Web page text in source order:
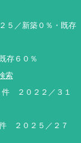
新築０％・既存
存６０％
索
２０２２／３１
０２５／２７